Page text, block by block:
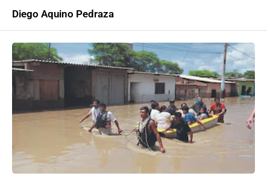
Diego Aquino Pedraza